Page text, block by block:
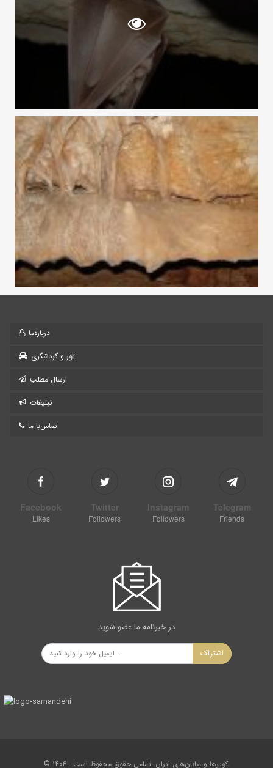
درباره‌ما
تور و گردشگری
ارسال مطلب
تبلیغات
تماس‌با ما
Facebook
Likes
Twitter
Followers
Instagram
Followers
Telegram
Friends
در خبرنامه ما عضو شوید
اشتراک
© ۱۴۰۴ - کویرها و بیابان‌های ایران. تمامی حقوق محفوظ است.